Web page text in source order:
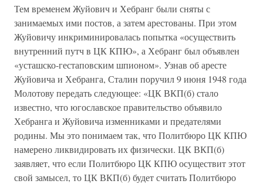
Тем временем Жуйович и Хебранг были сняты с
занимаемых ими постов, а затем арестованы. При этом
Жуйовичу инкриминировалась попытка «осуществить
внутренний путч в ЦК КПЮ», а Хебранг был объявлен
«усташско-гестаповским шпионом». Узнав об аресте
Жуйовича и Хебранга, Сталин поручил 9 июня 1948 года
Молотову передать следующее: «ЦК ВКП(б) стало
известно, что югославское правительство объявило
Хебранга и Жуйовича изменниками и предателями
родины. Мы это понимаем так, что Политбюро ЦК КПЮ
намерено ликвидировать их физически. ЦК ВКП(б)
заявляет, что если Политбюро ЦК КПЮ осуществит этот
свой замысел, то ЦК ВКП(б) будет считать Политбюро